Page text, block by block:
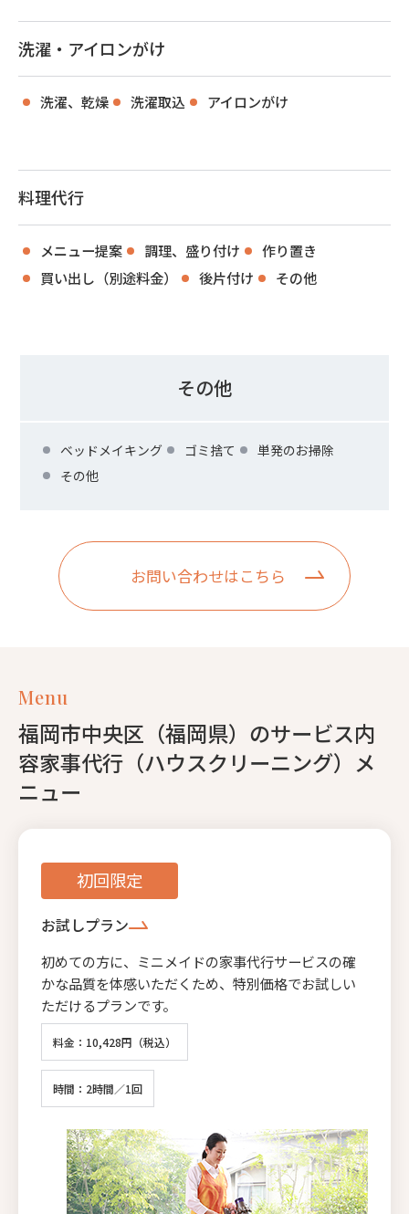
洗濯・アイロンがけ
洗濯、乾燥 洗濯取込 アイロンがけ
料理代行
メニュー提案 調理、盛り付け
作り置き
買い出し（別途料金）
後片付け その他
その他
ベッドメイキング ゴミ捨て
単発のお掃除
その他
お問い合わせはこちら
Menu
福岡市中央区（福岡県）のサービス内
容家事代行（ハウスクリーニング）メ
ニュー
初回限定
お試しプラン
初めての方に、ミニメイドの家事代行サービスの確
かな品質を体感いただくため、特別価格でお試しい
ただけるプランです。
料金：10,428円（税込）
時間：2時間／1回